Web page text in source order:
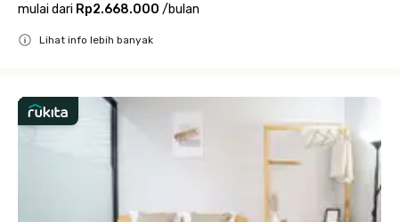
mulai dari Rp2.668.000 /bulan
Lihat info lebih banyak